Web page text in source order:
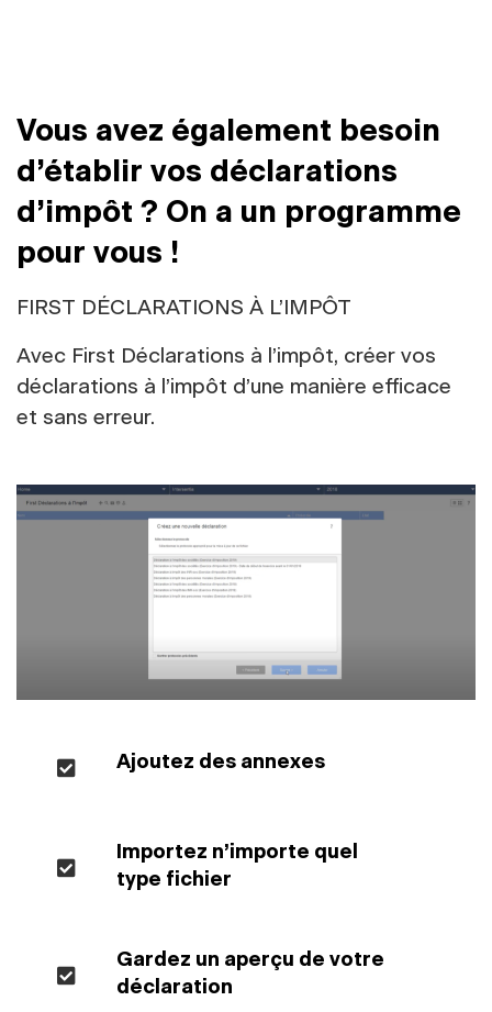
Vous avez également besoin
d’établir vos déclarations
d’impôt ? On a un programme
pour vous !
FIRST DÉCLARATIONS À L’IMPÔT
Avec First Déclarations à l’impôt, créer vos
déclarations à l’impôt d’une manière efficace
et sans erreur.
Ajoutez des annexes
Importez n’importe quel
type fichier
Gardez un aperçu de votre
déclaration